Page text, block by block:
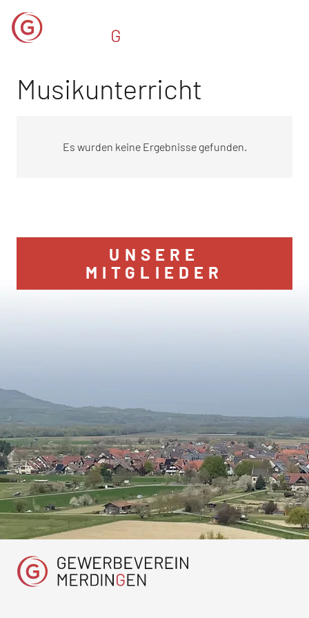
Musikunterricht
Es wurden keine Ergebnisse gefunden.
UNSERE
MITGLIEDER